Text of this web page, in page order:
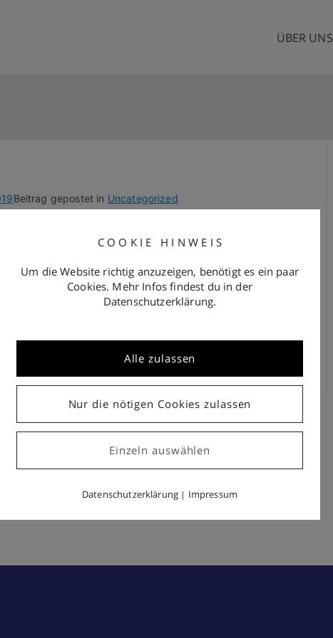
Ingenieurbau GmbH
ÜBER UNS
Beitrag gepostet in Uncategorized
Edit or delete it, then start writing!
C O O K I E H I N W E I S
Um die Website richtig anzuzeigen, benötigt es ein paar
Cookies. Mehr Infos findest du in der
Datenschutzerklärung.
Alle zulassen
Nur die nötigen Cookies zulassen
Einzeln auswählen
Datenschutzerklärung | Impressum